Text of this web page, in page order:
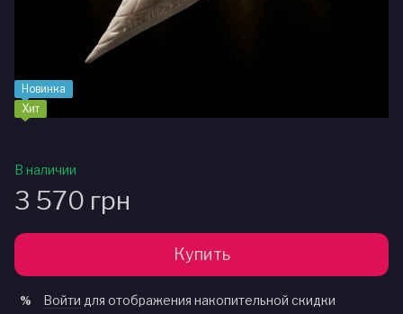
Новинка
Хит
В наличии
3 570 грн
Купить
% Войти для отображения накопительной скидки